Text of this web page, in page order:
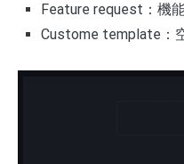
Feature request：機
Custome template：